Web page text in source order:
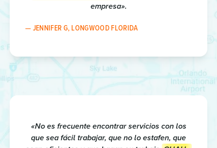
empresa».
— JENNIFER G, LONGWOOD FLORIDA
«No es frecuente encontrar servicios con los
que sea fácil trabajar, que no lo estafen, que